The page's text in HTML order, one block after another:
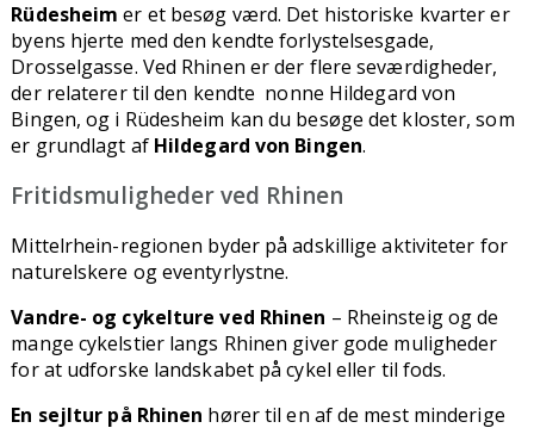
Rüdesheim er et besøg værd. Det historiske kvarter er
byens hjerte med den kendte forlystelsesgade,
Drosselgasse. Ved Rhinen er der flere seværdigheder,
der relaterer til den kendte nonne Hildegard von
Bingen, og i Rüdesheim kan du besøge det kloster, som
er grundlagt af Hildegard von Bingen.
Fritidsmuligheder ved Rhinen
Mittelrhein-regionen byder på adskillige aktiviteter for
naturelskere og eventyrlystne.
Vandre- og cykelture ved Rhinen – Rheinsteig og de
mange cykelstier langs Rhinen giver gode muligheder
for at udforske landskabet på cykel eller til fods.
En sejltur på Rhinen hører til en af de mest minderige